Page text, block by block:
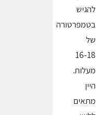
להגיש
בטמפרטורה
של
16-18
מעלות.
היין
מתאים